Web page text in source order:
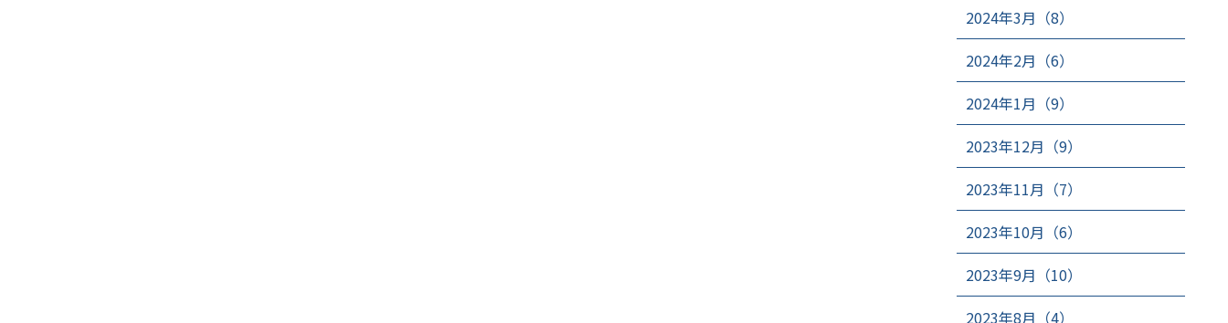
2024年3月（8）
2024年2月（6）
2024年1月（9）
2023年12月（9）
2023年11月（7）
2023年10月（6）
2023年9月（10）
2023年8月（4）